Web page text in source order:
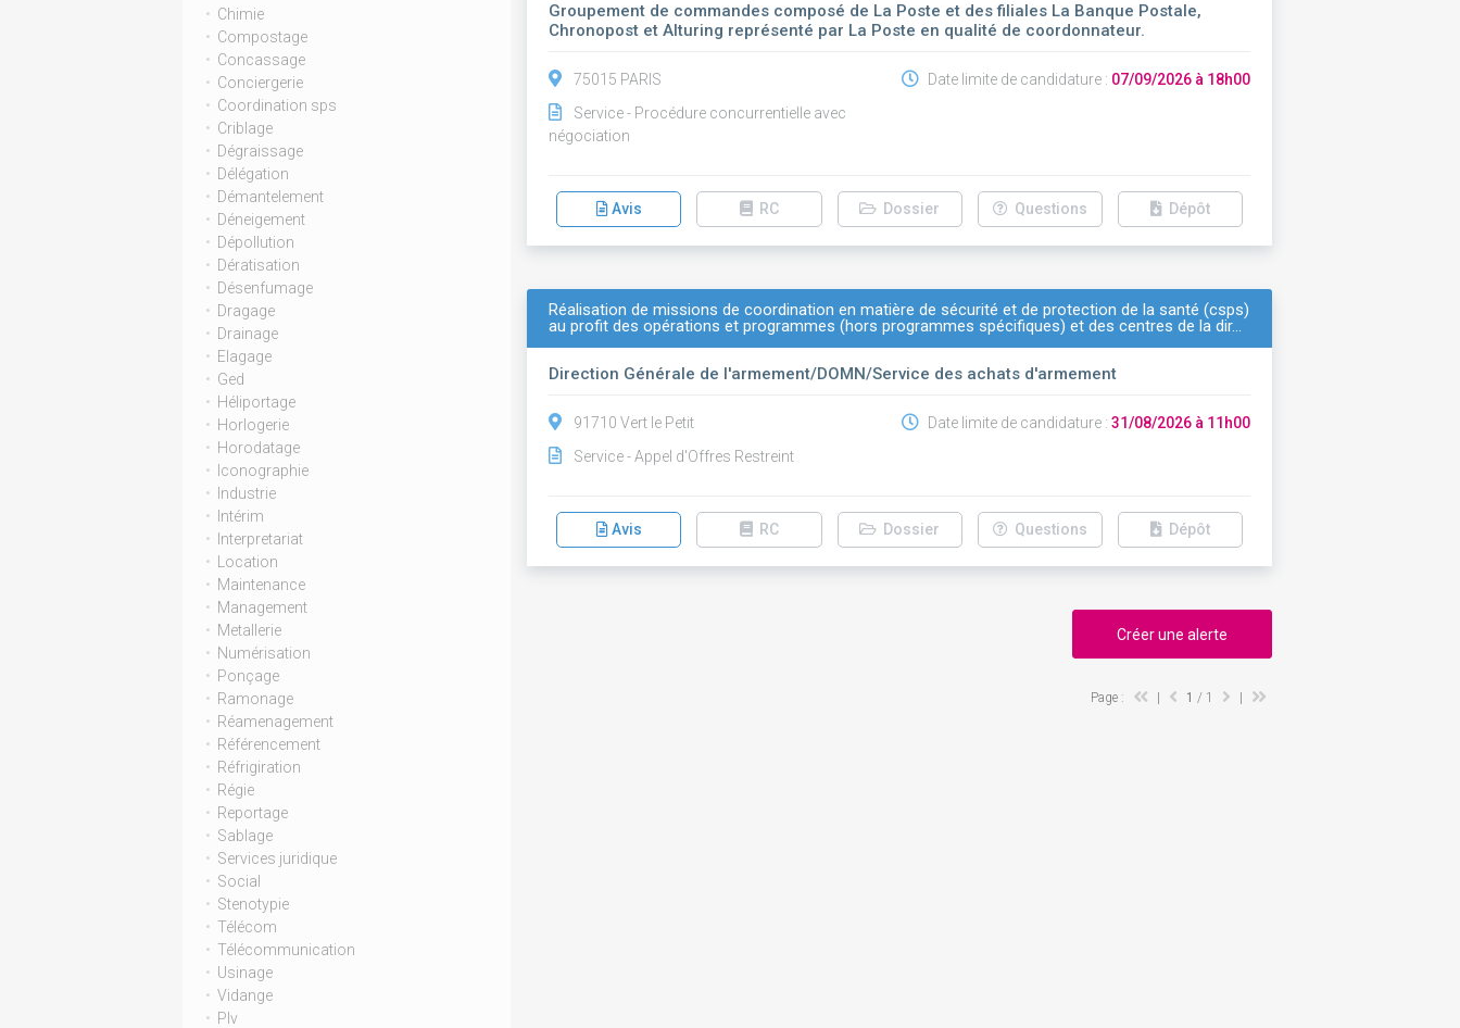
Chimie
Compostage
Concassage
Conciergerie
Coordination sps
Criblage
Dégraissage
Délégation
Démantelement
Déneigement
Dépollution
Dératisation
Désenfumage
Dragage
Drainage
Elagage
Ged
Héliportage
Horlogerie
Horodatage
Iconographie
Industrie
Intérim
Interpretariat
Location
Maintenance
Management
Metallerie
Numérisation
Ponçage
Ramonage
Réamenagement
Référencement
Réfrigiration
Régie
Reportage
Sablage
Services juridique
Social
Stenotypie
Télécom
Télécommunication
Usinage
Vidange
Plv
Groupement de commandes composé de La Poste et des filiales La Banque Postale,
Chronopost et Alturing représenté par La Poste en qualité de coordonnateur.
75015 PARIS
Service - Procédure concurrentielle avec
négociation
Date limite de candidature : 07/09/2026 à 18h00
Avis RC Dossier Questions Dépôt
Réalisation de missions de coordination en matière de sécurité et de protection de la santé (csps)
au profit des opérations et programmes (hors programmes spécifiques) et des centres de la dir…
Direction Générale de l'armement/DOMN/Service des achats d'armement
91710 Vert le Petit
Service - Appel d'Offres Restreint
Date limite de candidature : 31/08/2026 à 11h00
Avis RC Dossier Questions Dépôt
Créer une alerte
Page : 1 / 1